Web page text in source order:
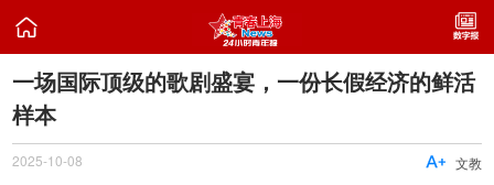

一场国际顶级的歌剧盛宴，一份长假经济的鲜活
样本
2025-10-08 文教
